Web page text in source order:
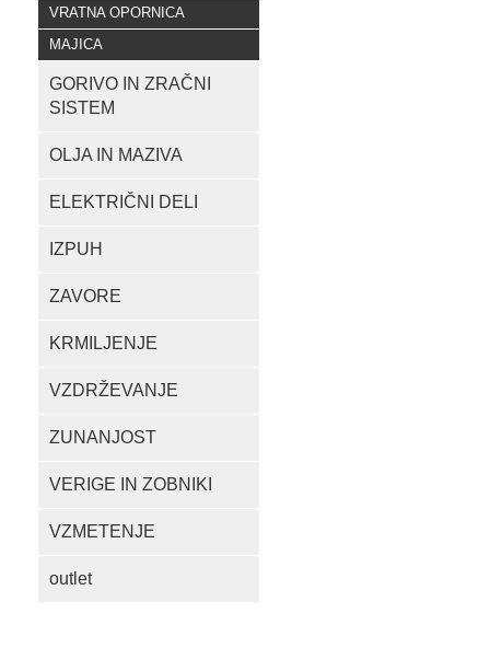
VRATNA OPORNICA
MAJICA
GORIVO IN ZRAČNI
SISTEM
OLJA IN MAZIVA
ELEKTRIČNI DELI
IZPUH
ZAVORE
KRMILJENJE
VZDRŽEVANJE
ZUNANJOST
VERIGE IN ZOBNIKI
VZMETENJE
outlet